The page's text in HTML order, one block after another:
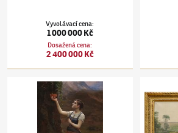
Vyvolávací cena:
1 000 000 Kč
Dosažená cena:
2 400 000 Kč
Václav Brožík(1851–1901)U pramene